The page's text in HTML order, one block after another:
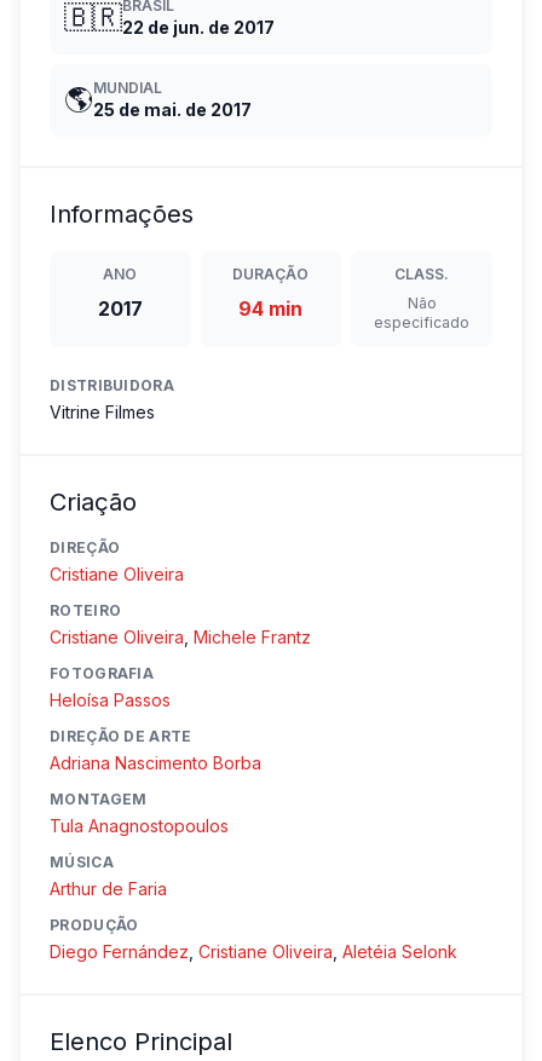
🇧🇷BRASIL
22 de jun. de 2017
🌎MUNDIAL
25 de mai. de 2017
Informações
ANO
2017
DURAÇÃO
94 min
CLASS.
Não
especificado
DISTRIBUIDORA
Vitrine Filmes
Criação
DIREÇÃO
Cristiane Oliveira
ROTEIRO
Cristiane Oliveira Michele Frantz
FOTOGRAFIA
Heloísa Passos
DIREÇÃO DE ARTE
Adriana Nascimento Borba
MONTAGEM
Tula Anagnostopoulos
MÚSICA
Arthur de Faria
PRODUÇÃO
Diego Fernández Cristiane Oliveira Aletéia Selonk
Elenco Principal